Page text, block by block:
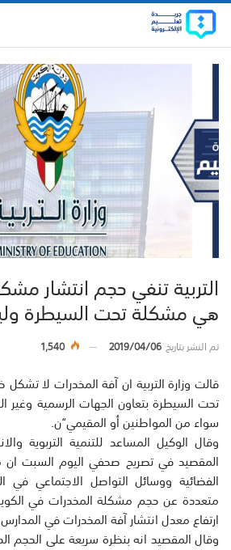
التربية تنفي حجم انتشار
هي مشكلة تحت السيطرة
تم النشر بتاريخ2019/04/06
1,540
قالت وزارة التربية ان آفة المخدرات لا
تحت السيطرة بتعاون الجهات الرسمية وغير
سواء من المواطنين أو المقيمي“ن.
وقال الوكيل المساعد للتنمية التربوية
المقصيد في تصريح صحفي اليوم السبت ان
الفضائية ووسائل التواصل الاجتماعي في
متعددة عن حجم مشكلة المخدرات في
ارتفاع معدل انتشار آفة المخدرات في
وقال المقصيد انه بنظرة سريعة على الحجم